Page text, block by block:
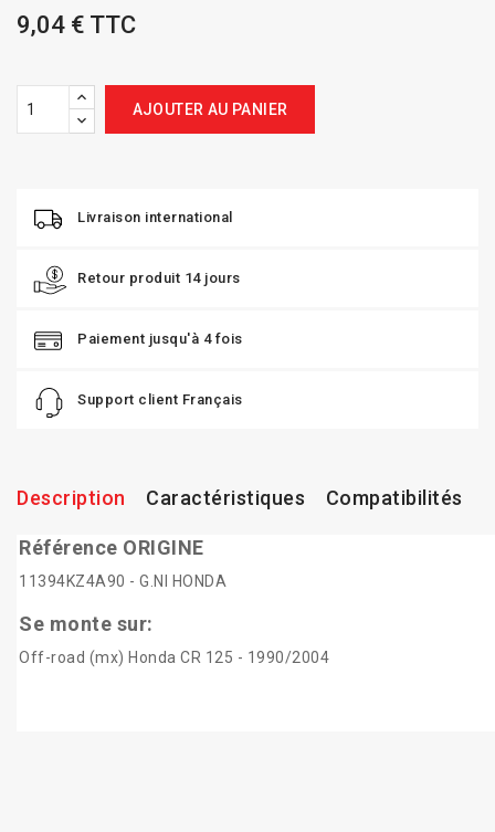
9,04 € TTC
AJOUTER AU PANIER
Livraison international
Retour produit 14 jours
Paiement jusqu'à 4 fois
Support client Français
Description Caractéristiques Compatibilités
Référence ORIGINE
11394KZ4A90 - G.NI HONDA
Se monte sur:
Off-road (mx) Honda CR 125 - 1990/2004